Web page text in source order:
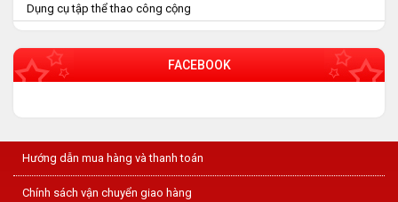
Dụng cụ tập thể thao công cộng
FACEBOOK
Hướng dẫn mua hàng và thanh toán
Chính sách vận chuyển giao hàng